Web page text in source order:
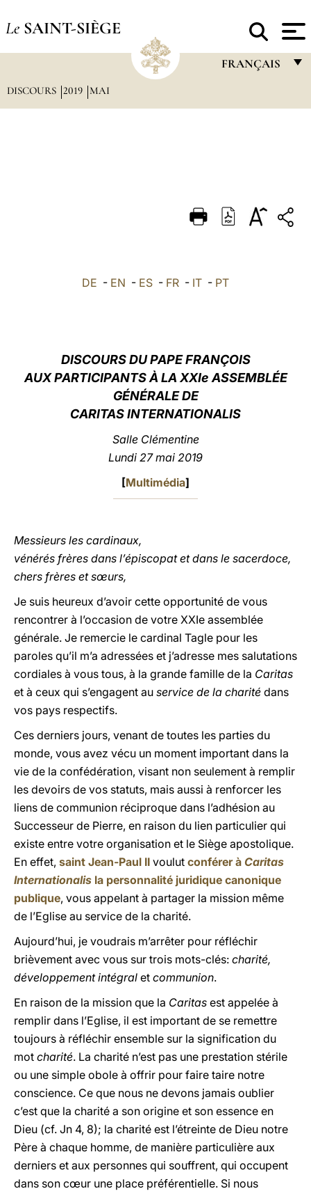
Le SAINT-SIÈGE
FRANÇAIS
DEUTSCH
العربيّة
DISCOURS 2019 MAI
DE - EN - ES - FR - IT - PT
DISCOURS DU PAPE FRANÇOIS
AUX PARTICIPANTS À LA XXIe ASSEMBLÉE
GÉNÉRALE DE
CARITAS INTERNATIONALIS
Salle Clémentine
Lundi 27 mai 2019
[Multimédia]
Messieurs les cardinaux,
vénérés frères dans l’épiscopat et dans le sacerdoce,
chers frères et sœurs,
Je suis heureux d’avoir cette opportunité de vous
rencontrer à l’occasion de votre XXIe assemblée
générale. Je remercie le cardinal Tagle pour les
paroles qu’il m’a adressées et j’adresse mes salutations
cordiales à vous tous, à la grande famille de la Caritas
et à ceux qui s’engagent au service de la charité dans
vos pays respectifs.
Ces derniers jours, venant de toutes les parties du
monde, vous avez vécu un moment important dans la
vie de la confédération, visant non seulement à remplir
les devoirs de vos statuts, mais aussi à renforcer les
liens de communion réciproque dans l’adhésion au
Successeur de Pierre, en raison du lien particulier qui
existe entre votre organisation et le Siège apostolique.
En effet, saint Jean-Paul II voulut conférer à Caritas
Internationalis la personnalité juridique canonique
publique, vous appelant à partager la mission même
de l’Eglise au service de la charité.
Aujourd’hui, je voudrais m’arrêter pour réfléchir
brièvement avec vous sur trois mots-clés: charité,
développement intégral et communion.
En raison de la mission que la Caritas est appelée à
remplir dans l’Eglise, il est important de se remettre
toujours à réfléchir ensemble sur la signification du
mot charité. La charité n’est pas une prestation stérile
ou une simple obole à offrir pour faire taire notre
conscience. Ce que nous ne devons jamais oublier
c’est que la charité a son origine et son essence en
Dieu (cf. Jn 4, 8); la charité est l’étreinte de Dieu notre
Père à chaque homme, de manière particulière aux
derniers et aux personnes qui souffrent, qui occupent
dans son cœur une place préférentielle. Si nous